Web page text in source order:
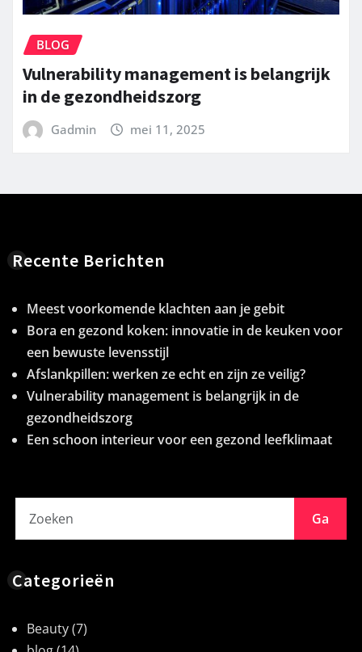
BLOG
Vulnerability management is belangrijk
in de gezondheidszorg
Gadmin mei 11, 2025
Recente Berichten
Meest voorkomende klachten aan je gebit
Bora en gezond koken: innovatie in de keuken voor
een bewuste levensstijl
Afslankpillen: werken ze echt en zijn ze veilig?
Vulnerability management is belangrijk in de
gezondheidszorg
Een schoon interieur voor een gezond leefklimaat
Ga
Categorieën
Beauty(7)